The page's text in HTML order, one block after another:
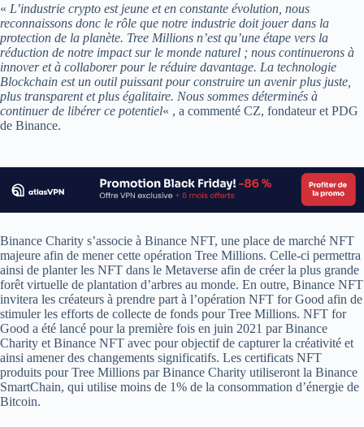
« L’industrie crypto est jeune et en constante évolution, nous
reconnaissons donc le rôle que notre industrie doit jouer dans la
protection de la planète. Tree Millions n’est qu’une étape vers la
réduction de notre impact sur le monde naturel ; nous continuerons à
innover et à collaborer pour le réduire davantage. La technologie
Blockchain est un outil puissant pour construire un avenir plus juste,
plus transparent et plus égalitaire. Nous sommes déterminés à
continuer de libérer ce potentiel« , a commenté CZ, fondateur et PDG
de Binance.
Binance Charity s’associe à Binance NFT, une place de marché NFT
majeure afin de mener cette opération Tree Millions. Celle-ci permettra
ainsi de planter les NFT dans le Metaverse afin de créer la plus grande
forêt virtuelle de plantation d’arbres au monde. En outre, Binance NFT
invitera les créateurs à prendre part à l’opération NFT for Good afin de
stimuler les efforts de collecte de fonds pour Tree Millions. NFT for
Good a été lancé pour la première fois en juin 2021 par Binance
Charity et Binance NFT avec pour objectif de capturer la créativité et
ainsi amener des changements significatifs. Les certificats NFT
produits pour Tree Millions par Binance Charity utiliseront la Binance
SmartChain, qui utilise moins de 1% de la consommation d’énergie de
Bitcoin.